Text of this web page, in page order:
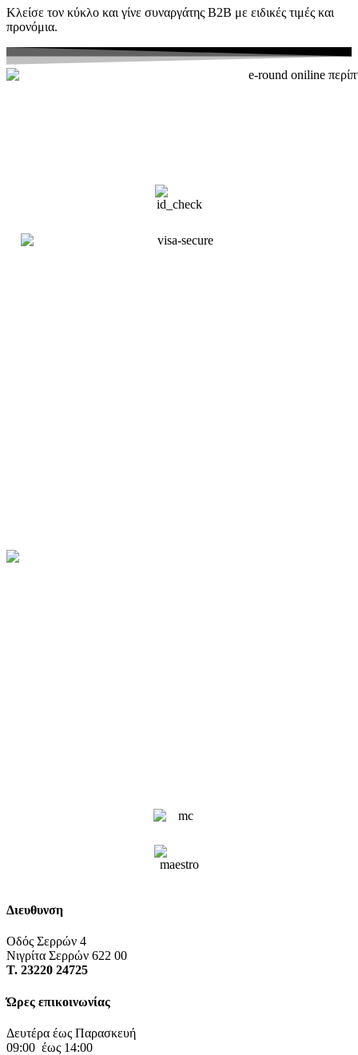
Κλείσε τον κύκλο και γίνε συναργάτης B2Β με ειδικές τιμές και
προνόμια.
Διευθυνση
Οδός Σερρών 4
Νιγρίτα Σερρών 622 00
Τ. 23220 24725
Ώρες επικοινωνίας
Δευτέρα έως Παρασκευή
09:00 έως 14:00